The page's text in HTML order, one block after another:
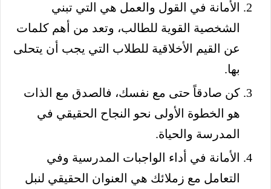
الأمانة في القول والعمل هي التي تبني
الشخصية القوية للطالب، وتعد من أهم كلمات
عن القيم الأخلاقية للطلاب التي يجب أن يتحلى
بها.
كن صادقاً حتى مع نفسك، فالصدق مع الذات
هو الخطوة الأولى نحو النجاح الحقيقي في
المدرسة والحياة.
الأمانة في أداء الواجبات المدرسية وفي
التعامل مع زملائك هي العنوان الحقيقي لنبل